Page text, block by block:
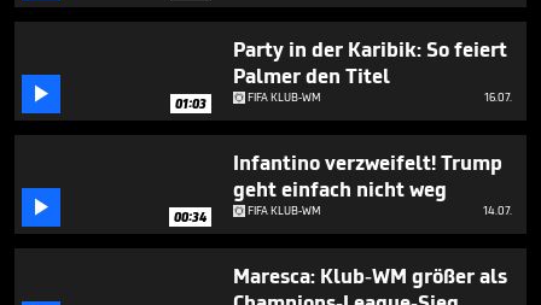
 01:03
Party in der Karibik: So feiert
Palmer den Titel
FIFA KLUB-WM 16.07.
 00:34
Infantino verzweifelt! Trump
geht einfach nicht weg
FIFA KLUB-WM 14.07.
Maresca: Klub-WM größer als